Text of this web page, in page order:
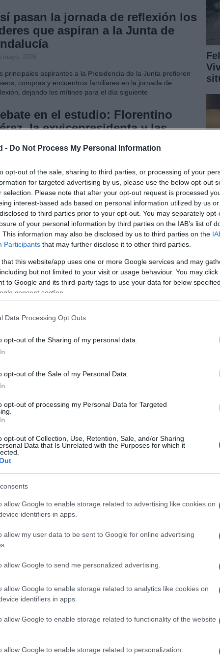
- Do Not Process My Personal Information
opt-out of the sale, sharing to third parties, or processing of your
for targeted advertising by us, please use the below opt-out
selection. Please note that after your opt-out request is processed
interest-based ads based on personal information utilized by us
to third parties prior to your opt-out. You may separately
of your personal information by third parties on the IAB’s list of
This information may also be disclosed by us to third parties on the
Participants that may further disclose it to other third parties.
that this website/app uses one or more Google services and may
but not limited to your visit or usage behaviour. You may
to Google and its third-party tags to use your data for below
consent section.
Data Processing Opt Outs
opt-out of the Sharing of my personal data.
opt-out of the Sale of my Personal Data.
opt-out of processing my Personal Data for Targeted
opt-out of Collection, Use, Retention, Sale, and/or Sharing
Data that Is Unrelated with the Purposes for which it
allow Google to enable storage related to advertising like cookies on
identifiers in apps.
allow my user data to be sent to Google for online advertising
allow Google to send me personalized advertising.
allow Google to enable storage related to analytics like cookies on
identifiers in apps.
allow Google to enable storage related to functionality of the website
allow Google to enable storage related to personalization.
pasan la jornada de reflexión los
que aspiran a la Junta de
mayo, 2026
principales aspirantes a la Presidencia de la Junta prefieren
compras y encuentros familiares en la jornada de
dejando los mítines para el día siguiente
en el estudio: Florentino
la exvicepresidenta y las
Olmos y Rubén Arranz vuelven con un nuevo episodio
diseccionar la rueda de prensa de Florentino Pérez y las
en torno a las elecciones de Andalucía
presenta su memoria de
menos carbono y
retorno social
publica su memoria de sostenibilidad 2026 con recortes de
del 67% desde 2018 y un retorno social certificado de
euros por euro invertido
seguridad de la presidenta
en México
mayo, 2026
la Moncloa sostiene que su equipo no facilitó agenda ni
protección
entre ABC y la
Trump por la
de ‘The View’ y la
de expresión
2026
Trump intenta intimidar a la prensa y restringir el
así funcionará la plataforma
detectar discurso de odio
2026
repaso a la definición legal que usará Hodio y a los
previstos para identificar discurso de odio y
los resultados de Triplex,
diario, Bonoloto y